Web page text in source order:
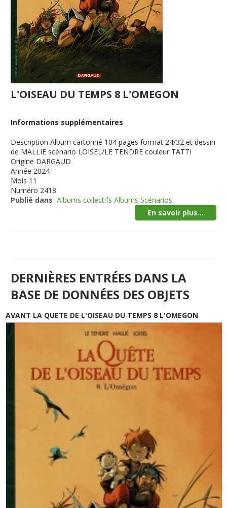
L'OISEAU DU TEMPS 8 L'OMEGON
Informations supplémentaires
Description Album cartonné 104 pages format 24/32 et dessin
de MALLIE scénario LOISEL/LE TENDRE couleur TATTI
Origine DARGAUD
Année 2024
Mois 11
Numéro 2418
Publié dans Albums collectifs Albums Scénarios
En savoir plus...
DERNIÈRES ENTRÉES DANS LA
BASE DE DONNÉES DES OBJETS
AVANT LA QUETE DE L'OISEAU DU TEMPS 8 L'OMEGON